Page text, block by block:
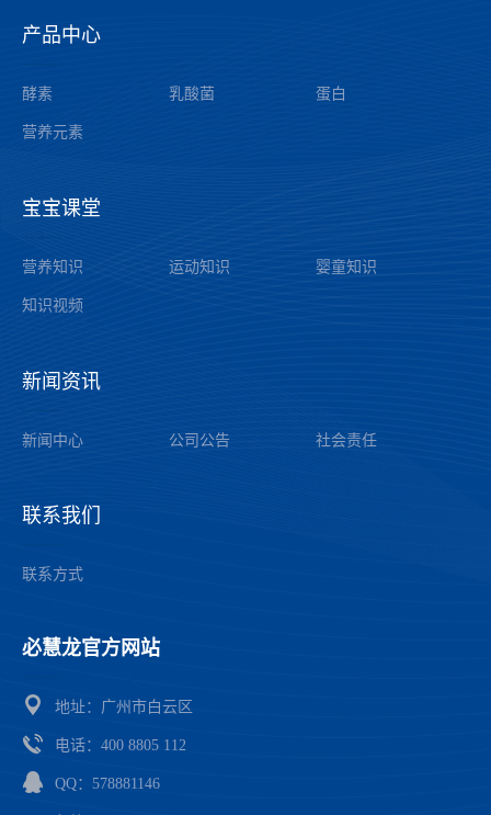
产品中心
酵素 乳酸菌 蛋白
营养元素
宝宝课堂
营养知识
运动知识 婴童知识
知识视频
新闻资讯
新闻中心 公司公告 社会责任
联系我们
联系方式
必慧龙官方网站
地址：广州市白云区
电话： 400 8805 112
QQ：578881146